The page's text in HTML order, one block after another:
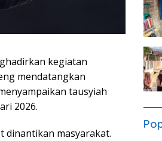
kegiatan
mendatangkan
tausyiah
2026.
dinantikan masyarakat.